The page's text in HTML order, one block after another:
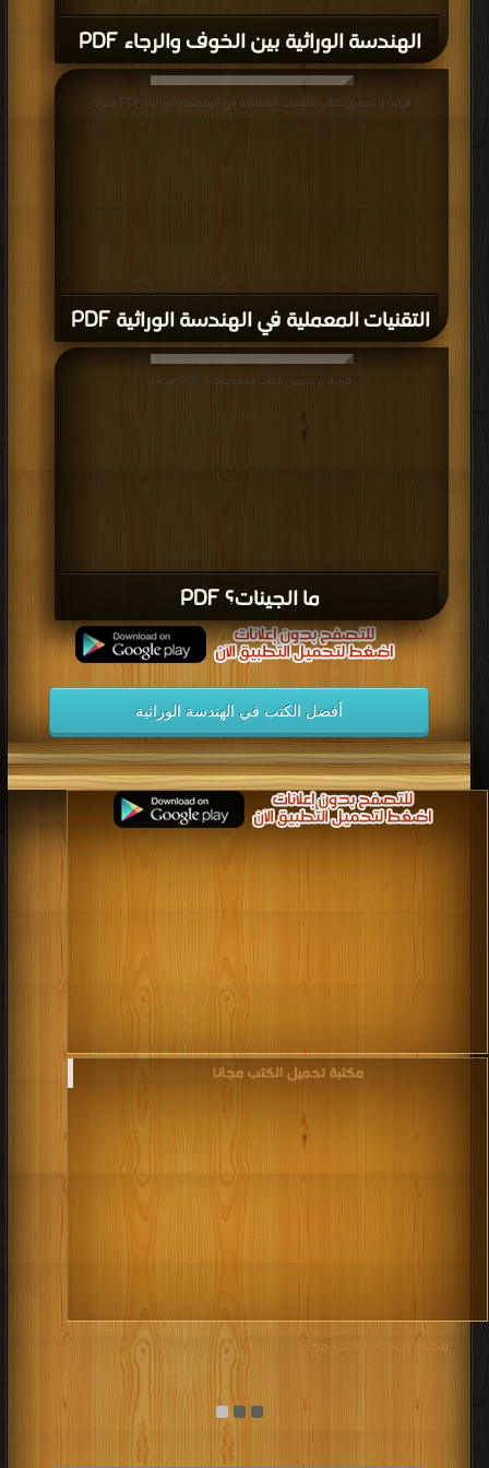
الهندسة الوراثية بين الخوف والرجاء PDF
التقنيات المعملية في الهندسة الوراثية PDF
قراءة و تحميل كتاب التقنيات المعملية في الهندسة الوراثية PDF مجانا
ما الجينات؟ PDF
قراءة و تحميل كتاب ما الجينات؟ PDF مجانا
أفضل الكتب في الهندسة الوراثية
مكتبة تحميل الكتب مجانا‎
مكتبة تحميل الكتب مجانا